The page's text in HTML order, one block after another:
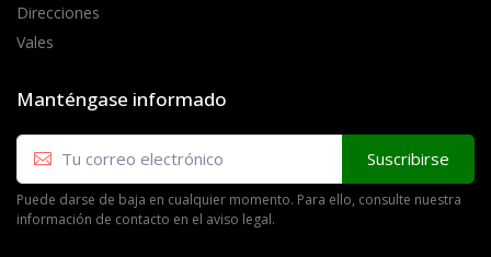
Direcciones
Vales
Manténgase informado
Suscribirse
Puede darse de baja en cualquier momento. Para ello, consulte nuestra
información de contacto en el aviso legal.